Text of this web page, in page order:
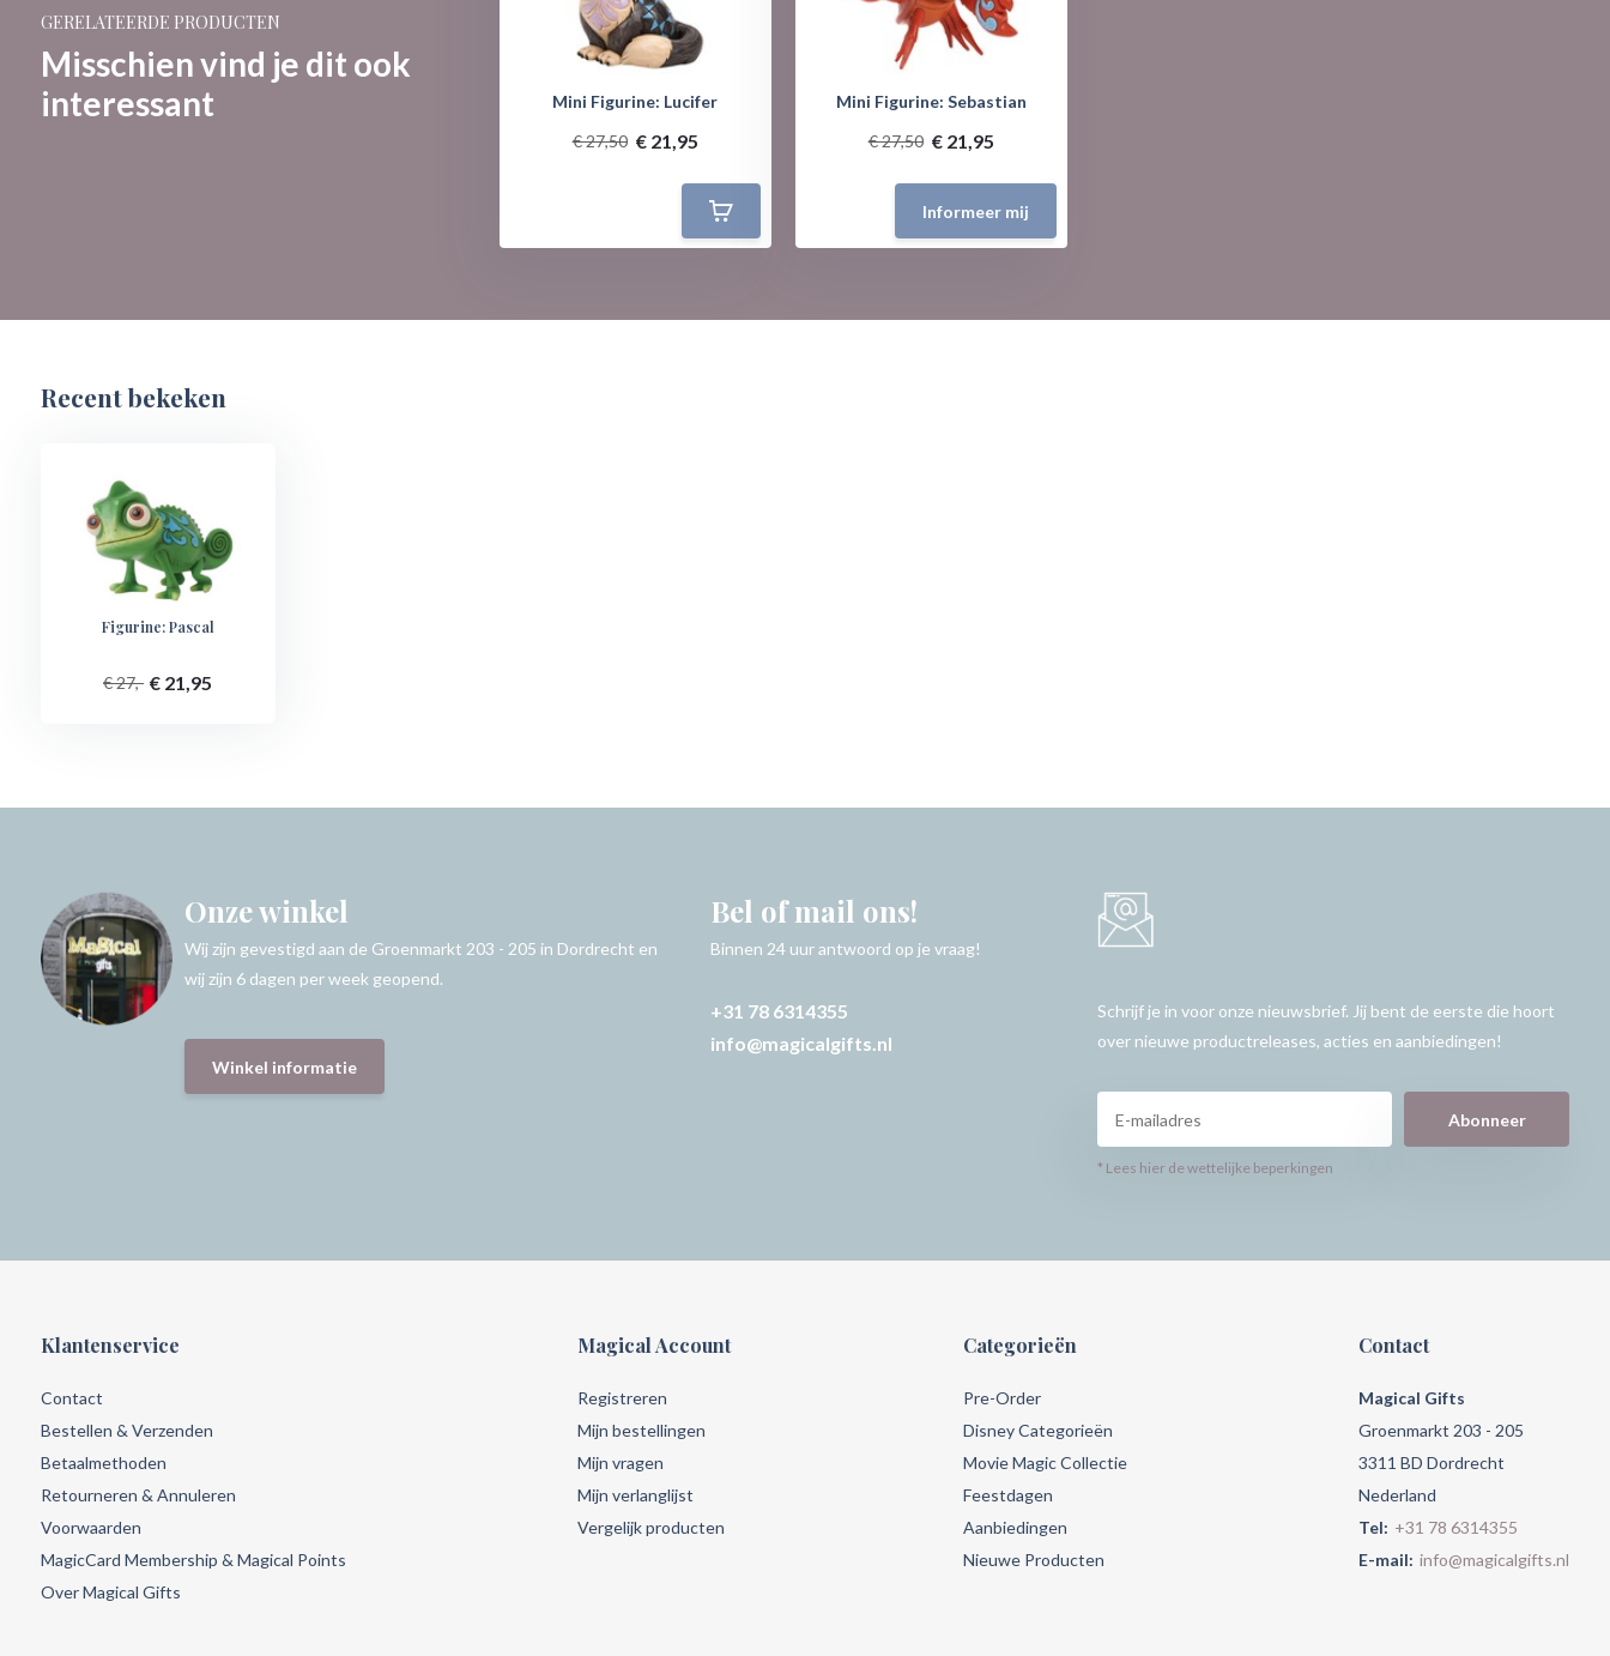
GERELATEERDE PRODUCTEN
Misschien vind je dit ook
interessant
Mini Figurine: Lucifer
€ 27,50 € 21,95
Mini Figurine: Sebastian
€ 27,50 € 21,95
Informeer mij
Recent bekeken
Figurine: Pascal
€ 27,- € 21,95
Onze winkel
Wij zijn gevestigd aan de Groenmarkt 203 - 205 in Dordrecht en
wij zijn 6 dagen per week geopend.
Winkel informatie
Bel of mail ons!
Binnen 24 uur antwoord op je vraag!
+31 78 6314355
info@magicalgifts.nl
Schrijf je in voor onze nieuwsbrief. Jij bent de eerste die hoort
over nieuwe productreleases, acties en aanbiedingen!
Abonneer
* Lees hier de wettelijke beperkingen
Klantenservice
Contact
Bestellen & Verzenden
Betaalmethoden
Retourneren & Annuleren
Voorwaarden
MagicCard Membership & Magical Points
Over Magical Gifts
Magical Account
Registreren
Mijn bestellingen
Mijn vragen
Mijn verlanglijst
Vergelijk producten
Categorieën
Pre-Order
Disney Categorieën
Movie Magic Collectie
Feestdagen
Aanbiedingen
Nieuwe Producten
Contact
Magical Gifts
Groenmarkt 203 - 205
3311 BD Dordrecht
Nederland
Tel: +31 78 6314355
E-mail: info@magicalgifts.nl